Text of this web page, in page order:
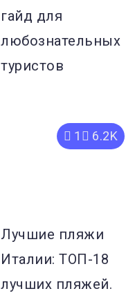
гайд для
любознательных
туристов
1 6.2K
Лучшие пляжи
Италии: ТОП-18
лучших пляжей.